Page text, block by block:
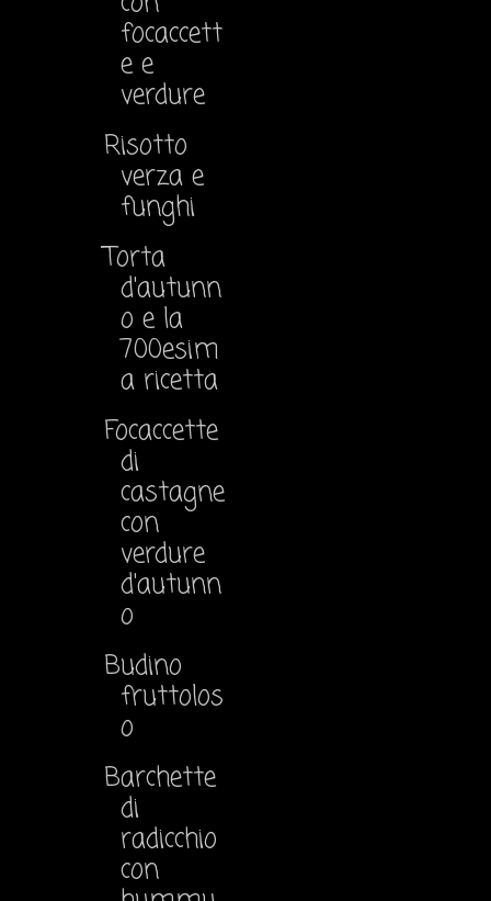
focaccett
e e
verdure
Risotto
verza e
funghi
Torta
d'autunn
o e la
700esim
a ricetta
Focaccette
di
castagne
con
verdure
d'autunn
o
Budino
fruttolos
o
Barchette
di
radicchio
con